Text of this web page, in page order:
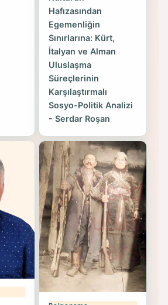
Hafızasından
Egemenliğin
Sınırlarına: Kürt,
İtalyan ve Alman
Uluslaşma
Süreçlerinin
Karşılaştırmalı
Sosyo-Politik Analizi
- Serdar Roşan